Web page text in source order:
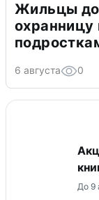
Жильцы
охранницу
6 августа 0
До 9